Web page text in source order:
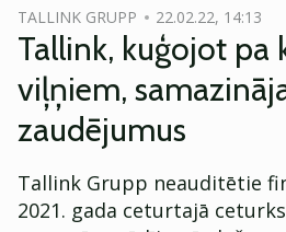
TALLINK GRUPP 22.02.22, 14:13
Tallink, kuģojot pa
viļņiem,
zaudējumus
Tallink Grupp neauditētie
2021. gada ceturtajā